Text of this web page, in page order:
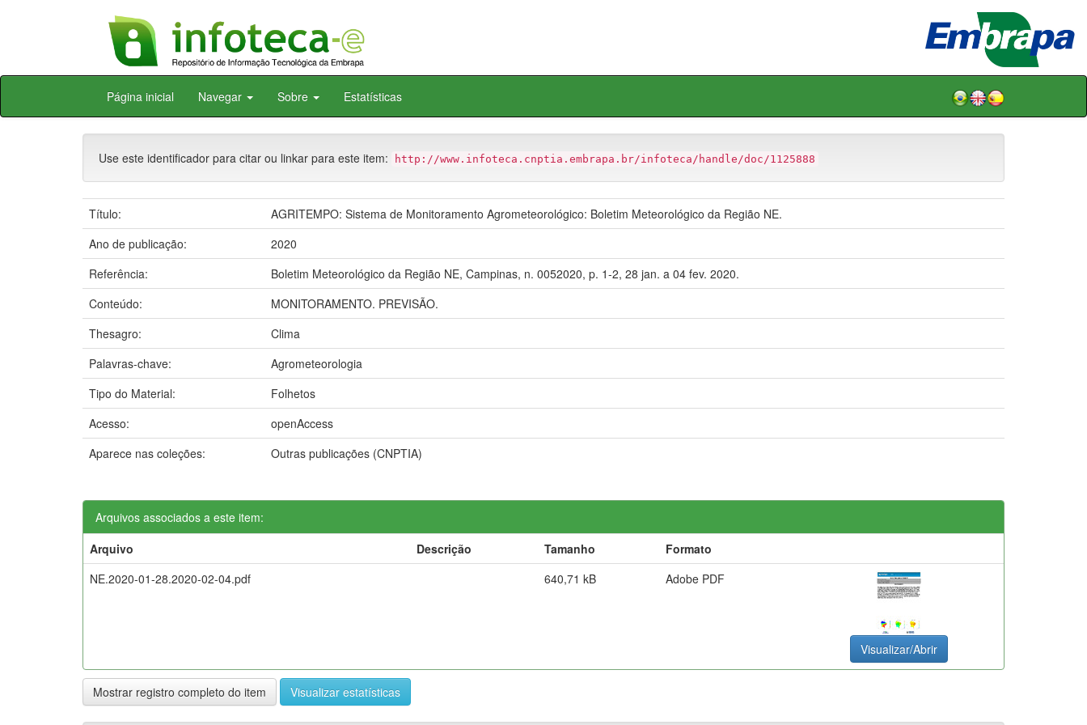
Skip
Página inicial Navegar Sobre Estatísticas
Use este identificador para citar ou linkar para este item: http://www.infoteca.cnptia.embrapa.br/infoteca/handle/doc/1125888
Título:
AGRITEMPO: Sistema de Monitoramento Agrometeorológico: Boletim Meteorológico da Região NE.
Ano de publicação:
2020
Referência:
Boletim Meteorológico da Região NE, Campinas, n. 0052020, p. 1-2, 28 jan. a 04 fev. 2020.
Conteúdo:
MONITORAMENTO. PREVISÃO.
Thesagro:
Clima
Palavras-chave:
Agrometeorologia
Tipo do Material:
Folhetos
Acesso:
openAccess
Aparece nas coleções:
Outras publicações (CNPTIA)
Arquivos associados a este item:
Arquivo
Descrição Tamanho
Formato
NE.2020-01-28.2020-02-04.pdf
640,71 kB Adobe PDF
Visualizar/Abrir
Mostrar registro completo do item Visualizar estatísticas